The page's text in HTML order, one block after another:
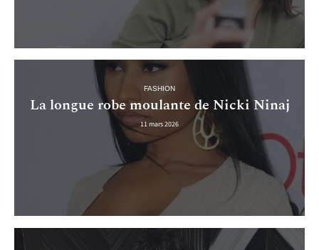
FASHION
La longue robe moulante de Nicki Ninaj
11 mars 2026